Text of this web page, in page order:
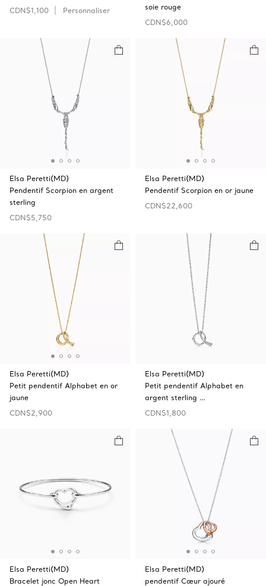
CDN$1,100
Personnaliser
soie rouge
CDN$6,000
Elsa Peretti(MD)
Pendentif Scorpion en argent
sterling
CDN$5,750
Elsa Peretti(MD)
Pendentif Scorpion en or jaune
CDN$22,600
Elsa Peretti(MD)
Petit pendentif Alphabet en or
jaune
CDN$2,900
Elsa Peretti(MD)
Petit pendentif Alphabet en
argent sterling …
CDN$1,800
Elsa Peretti(MD)
Bracelet jonc Open Heart
Elsa Peretti(MD)
pendentif Cœur ajouré